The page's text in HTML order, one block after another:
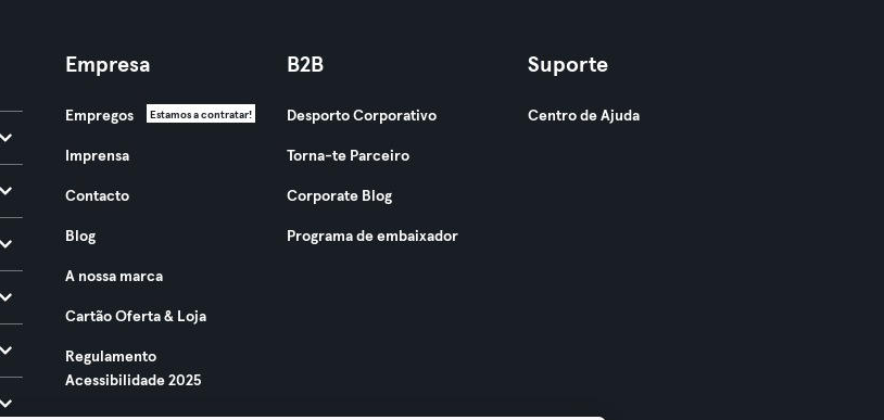
Empresa
Empregos Estamos a contratar!
Imprensa
Contacto
Blog
A nossa marca
Cartão Oferta & Loja
Regulamento
Acessibilidade 2025
B2B
Desporto Corporativo
Torna-te Parceiro
Corporate Blog
Programa de embaixador
Suporte
Centro de Ajuda